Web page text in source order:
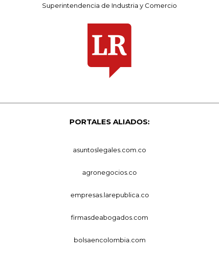
Superintendencia de Industria y Comercio
PORTALES ALIADOS:
asuntoslegales.com.co
agronegocios.co
empresas.larepublica.co
firmasdeabogados.com
bolsaencolombia.com